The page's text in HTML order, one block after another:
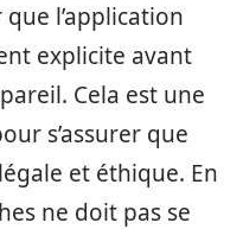
l’application
explicite avant
Cela est une
s’assurer que
et éthique. En
ne doit pas se